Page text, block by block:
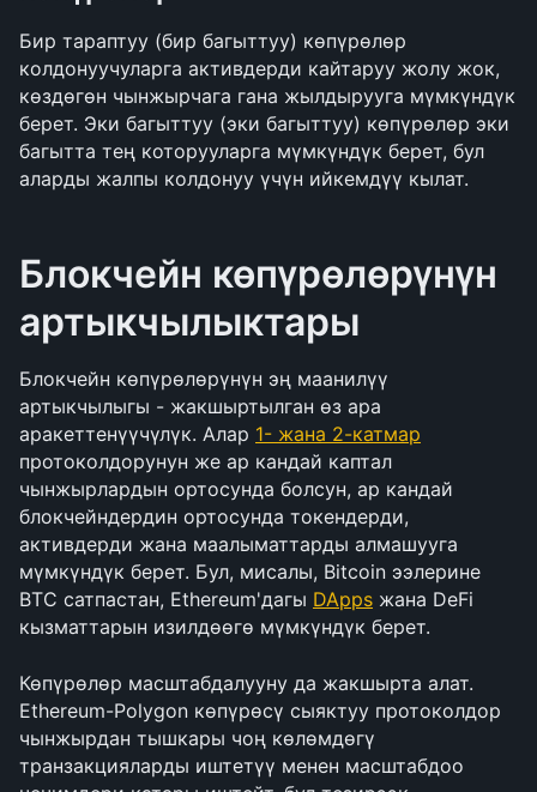
Бир тараптуу (бир багыттуу) көпүрөлөр
колдонуучуларга активдерди кайтаруу жолу жок,
көздөгөн чынжырчага гана жылдырууга мүмкүндүк
берет. Эки багыттуу (эки багыттуу) көпүрөлөр эки
багытта тең которууларга мүмкүндүк берет, бул
аларды жалпы колдонуу үчүн ийкемдүү кылат.
Блокчейн көпүрөлөрүнүн
артыкчылыктары
Блокчейн көпүрөлөрүнүн эң маанилүү
артыкчылыгы - жакшыртылган өз ара
аракеттенүүчүлүк. Алар 1- жана 2-катмар
протоколдорунун же ар кандай каптал
чынжырлардын ортосунда болсун, ар кандай
блокчейндердин ортосунда токендерди,
активдерди жана маалыматтарды алмашууга
мүмкүндүк берет. Бул, мисалы, Bitcoin ээлерине
BTC сатпастан, Ethereum'дагы DApps жана DeFi
кызматтарын изилдөөгө мүмкүндүк берет.
Көпүрөлөр масштабдалууну да жакшырта алат.
Ethereum-Polygon көпүрөсү сыяктуу протоколдор
чынжырдан тышкары чоң көлөмдөгү
транзакцияларды иштетүү менен масштабдоо